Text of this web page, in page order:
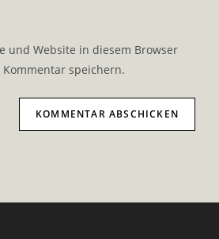
und Website in diesem Browser
speichern.